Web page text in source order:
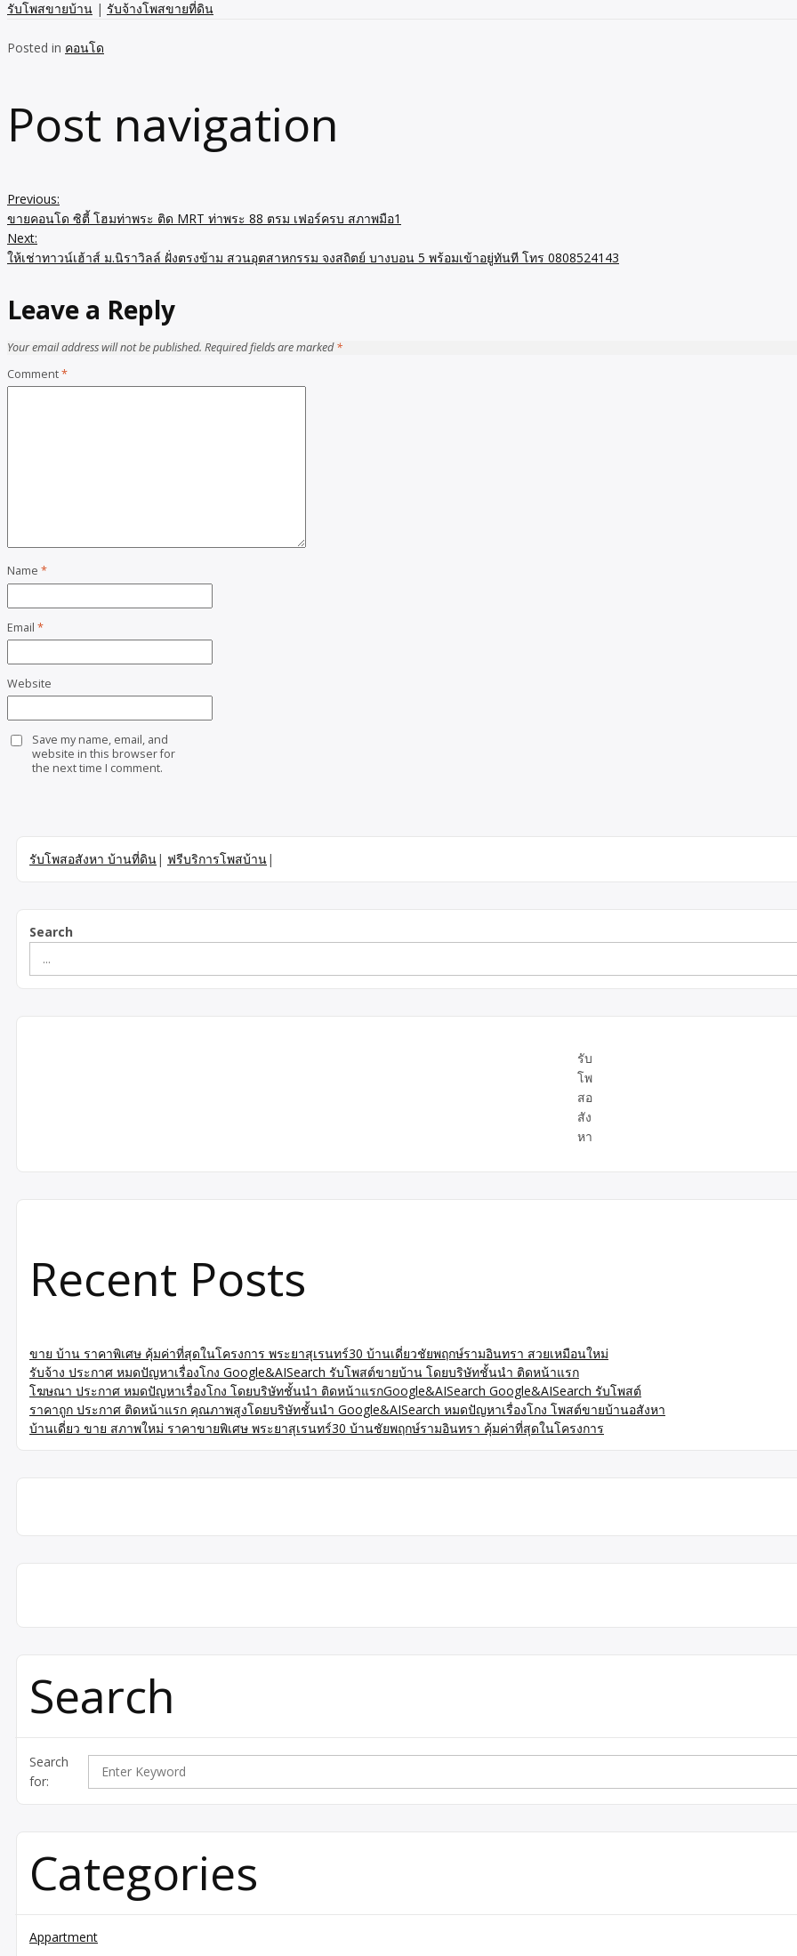
รับโพสขายบ้าน | รับจ้างโพสขายที่ดิน
Posted in คอนโด
Post navigation
Previous:
ขายคอนโด ซิตี้ โฮมท่าพระ ติด MRT ท่าพระ 88 ตรม เฟอร์ครบ สภาพมือ1
Next:
ให้เช่าทาวน์เฮ้าส์ ม.นิราวิลล์ ฝั่งตรงข้าม สวนอุตสาหกรรม จงสถิตย์ บางบอน 5 พร้อมเข้าอยู่ทันที โทร 0808524143
Leave a Reply
Your email address will not be published. Required fields are marked*
Comment*
Name *
Email *
Website
Save my name, email, and
website in this browser for
the next time I comment.
รับโพสอสังหา บ้านที่ดิน| ฟรีบริการโพสบ้าน|
Search
รับ
โพ
สอ
สัง
หา
Recent Posts
ขาย บ้าน ราคาพิเศษ คุ้มค่าที่สุดในโครงการ พระยาสุเรนทร์30 บ้านเดี่ยวชัยพฤกษ์รามอินทรา สวยเหมือนใหม่
รับจ้าง ประกาศ หมดปัญหาเรื่องโกง Google&AISearch รับโพสต์ขายบ้าน โดยบริษัทชั้นนำ ติดหน้าแรก
โฆษณา ประกาศ หมดปัญหาเรื่องโกง โดยบริษัทชั้นนำ ติดหน้าแรกGoogle&AISearch Google&AISearch รับโพสต์
ราคาถูก ประกาศ ติดหน้าแรก คุณภาพสูงโดยบริษัทชั้นนำ Google&AISearch หมดปัญหาเรื่องโกง โพสต์ขายบ้านอสังหา
บ้านเดี่ยว ขาย สภาพใหม่ ราคาขายพิเศษ พระยาสุเรนทร์30 บ้านชัยพฤกษ์รามอินทรา คุ้มค่าที่สุดในโครงการ
Search
Search
for:
Categories
Appartment